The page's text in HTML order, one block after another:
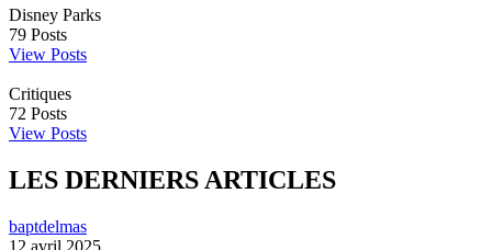
Disney Parks
79 Posts
View Posts
Critiques
72 Posts
View Posts
LES DERNIERS ARTICLES
baptdelmas
12 avril 2025